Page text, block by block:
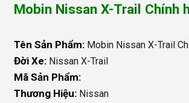
Mobin Nissan X-Trail Chính
Tên Sản Phẩm: Mobin Nissan X-Trail
Đời Xe: Nissan X-Trail
Mã Sản Phẩm:
Thương Hiệu: Nissan